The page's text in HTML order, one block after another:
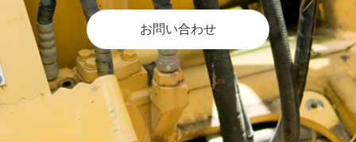
お問い合わせ